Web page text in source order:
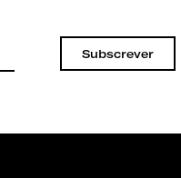
Subscrever